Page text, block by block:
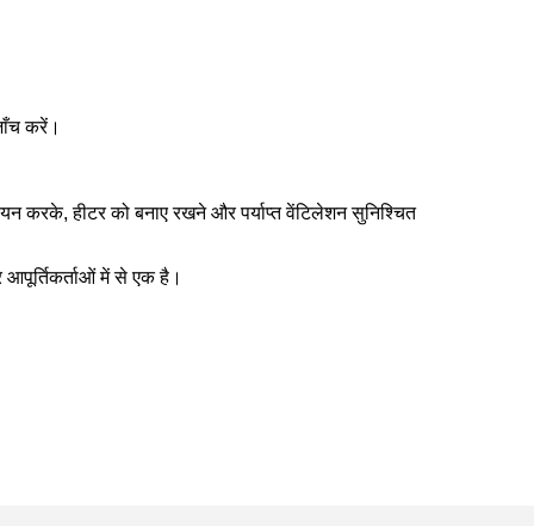
करें।
करके, हीटर को बनाए रखने और पर्याप्त वेंटिलेशन सुनिश्चित
आपूर्तिकर्ताओं में से एक है।